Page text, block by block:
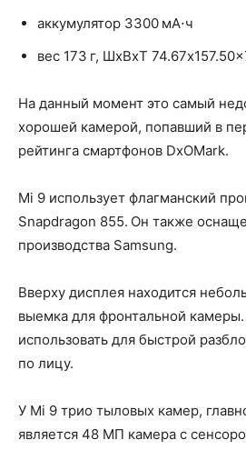
аккумулятор 3300 мА⋅ч
вес 173 г, ШxВxТ
На данный момент это самый
хорошей камерой, попавший в
рейтинга смартфонов DxOMark.
Mi 9 использует флагманский
Snapdragon 855. Он также
производства Samsung.
Вверху дисплея находится
выемка для фронтальной
использовать для быстрой
по лицу.
У Mi 9 трио тыловых камер,
является 48 МП камера с